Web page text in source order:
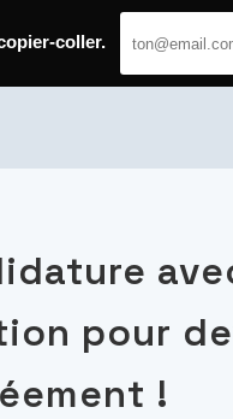
pour
!
coller.